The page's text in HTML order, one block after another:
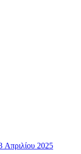
Απριλίου 2025